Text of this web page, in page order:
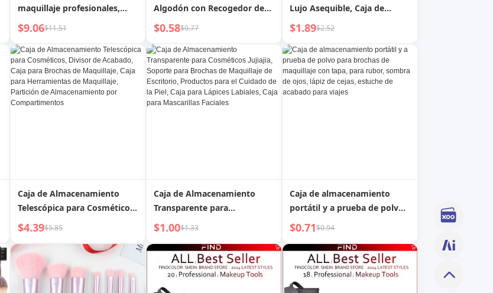
maquillaje profesionales,
herramientas de belleza
$9.06$11.51
Algodón con Recogedor de
Orejas 2 en 1 para Adultos
Herramienta de Limpieza de
Doble Uso Cuchara para
Oídos Bastoncillos de
Algodón Artefacto para
Recoger Orejas Maquillaje de
Belleza
$0.58$0.77
Lujo Asequible, Caja de
Almacenamiento para
Escritorio de Oficina,
Elegante para Niños y Niñas,
Peine de Estudio, Brocha de
Maquillaje
$1.89$2.52
Caja de Almacenamiento
Telescópica para Cosméticos,
Divisor de Acabado, Caja
para Brochas de Maquillaje,
Caja para Herramientas de
Maquillaje, Partición de
Almacenamiento por
$4.39$5.85
Caja de Almacenamiento
Transparente para
Cosméticos Jujiajia, Soporte
para Brochas de Maquillaje
de Escritorio, Productos para
el Cuidado de la Piel, Caja
para Lápices Labiales, Caja
$1.00$1.33
Caja de almacenamiento
portátil y a prueba de polvo
para brochas de maquillaje
con tapa, para rubor, sombra
de ojos, lápiz de cejas,
estuche de acabado para
viajes
$0.71$0.94